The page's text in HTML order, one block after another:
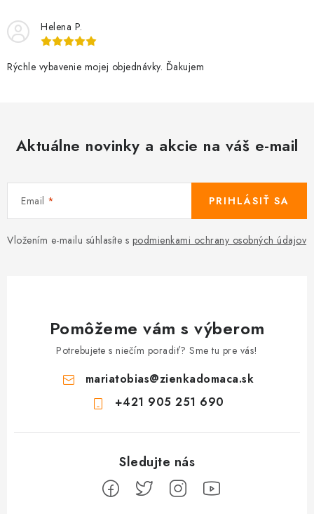
Helena P.
Rýchle vybavenie mojej objednávky. Ďakujem
Aktuálne novinky a akcie na váš e-mail
Email
Vložením e-mailu súhlasíte s podmienkami ochrany osobných údajov
PRIHLÁSIŤ SA
Pomôžeme vám s výberom
Potrebujete s niečím poradiť? Sme tu pre vás!
mariatobias@zienkadomaca.sk
+421 905 251 690